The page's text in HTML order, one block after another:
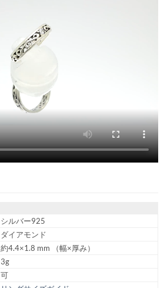
シルバー925
ダイアモンド
約4.4×1.8 mm （幅×厚み）
3g
可